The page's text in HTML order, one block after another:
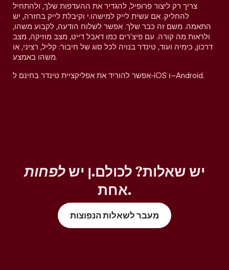
צריך רק ליצור פרופיל, להגדיר את ההעדפות שלך, ולהתחיל
להחליק. אם עשית לייק למישהו.י וקיבלת לייק בחזרה, יש
התאמה. משם זה כבר שלך. אפשר לשלוח הודעה, לקבוע משהו,
ולראות מה קורה. עם פיצ'רים כמו דאבל דייט, מצב מוזיקה, מצב
דרכון, כימיה ועוד, טינדר בנויה לכל סוג של חיבור: קליל, רציני, או
משהו באמצע.
אפשר להוריד את אפליקציית טינדר בחינם ל-iOS ו–Android.
יש שאלות? לכולם.ן ישלפחות
אחת.
מעבר לשאלות הנפוצות